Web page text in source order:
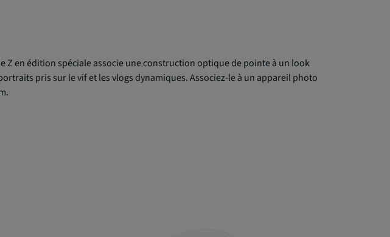
Z en édition spéciale associe une construction optique de pointe à un look
pris sur le vif et les vlogs dynamiques. Associez-le à un appareil photo